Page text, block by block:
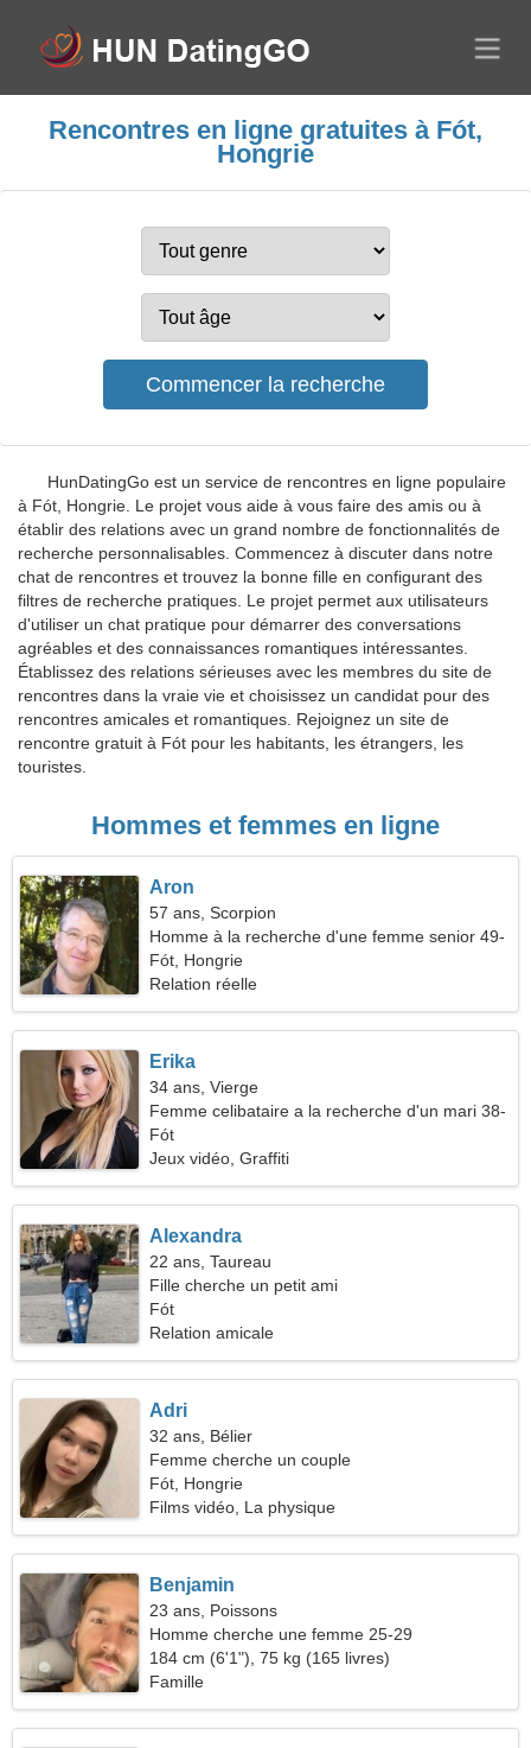
Rencontres en ligne gratuites à Fót,
Hongrie
HunDatingGo est un service de rencontres en ligne populaire
à Fót, Hongrie. Le projet vous aide à vous faire des amis ou à
établir des relations avec un grand nombre de fonctionnalités de
recherche personnalisables. Commencez à discuter dans notre
chat de rencontres et trouvez la bonne fille en configurant des
filtres de recherche pratiques. Le projet permet aux utilisateurs
d'utiliser un chat pratique pour démarrer des conversations
agréables et des connaissances romantiques intéressantes.
Établissez des relations sérieuses avec les membres du site de
rencontres dans la vraie vie et choisissez un candidat pour des
rencontres amicales et romantiques. Rejoignez un site de
rencontre gratuit à Fót pour les habitants, les étrangers, les
touristes.
Hommes et femmes en ligne
Aron
57 ans, Scorpion
Homme à la recherche d'une femme senior 49-
52
Fót, Hongrie
Relation réelle
Erika
34 ans, Vierge
Femme celibataire a la recherche d'un mari 38-
43
Fót
Jeux vidéo, Graffiti
Alexandra
22 ans, Taureau
Fille cherche un petit ami
Fót
Relation amicale
Adri
32 ans, Bélier
Femme cherche un couple
Fót, Hongrie
Films vidéo, La physique
Benjamin
23 ans, Poissons
Homme cherche une femme 25-29
184 cm (6'1"), 75 kg (165 livres)
Famille